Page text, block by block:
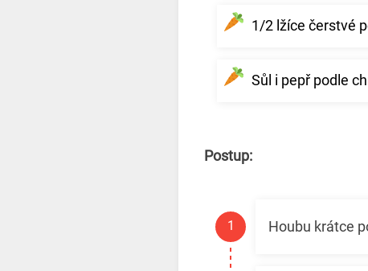
1/2 lžíce čerstvé
Sůl i pepř podle
Postup:
Houbu krátce